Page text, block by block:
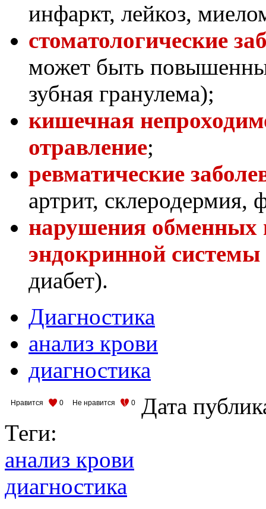
инфаркт, лейкоз,
стоматологические
может быть
зубная гранулема);
кишечная
отравление;
ревматические
артрит, склеродермия,
нарушения обменных
эндокринной системы
диабет).
Диагностика
анализ крови
диагностика
Нравится 0 Не нравится 0
Дата
Теги:
анализ крови
диагностика